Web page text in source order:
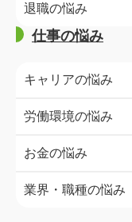
退職の悩み
仕事の悩み
キャリアの悩み
労働環境の悩み
お金の悩み
業界・職種の悩み